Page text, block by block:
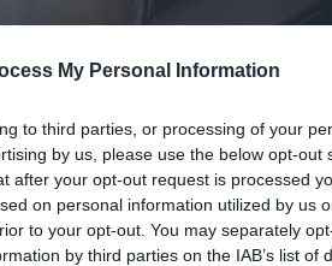
My Personal Information
to third parties, or processing of your
by us, please use the below opt-out
after your opt-out request is processed
on personal information utilized by us
to your opt-out. You may separately
by third parties on the IAB’s list of